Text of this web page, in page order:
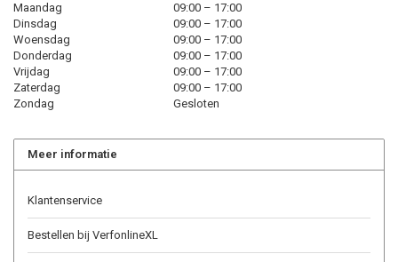
Maandag
09:00 – 17:00
Dinsdag
09:00 – 17:00
Woensdag
09:00 – 17:00
Donderdag
09:00 – 17:00
Vrijdag
09:00 – 17:00
Zaterdag
09:00 – 17:00
Zondag
Gesloten
Meer informatie
Klantenservice
Bestellen bij VerfonlineXL